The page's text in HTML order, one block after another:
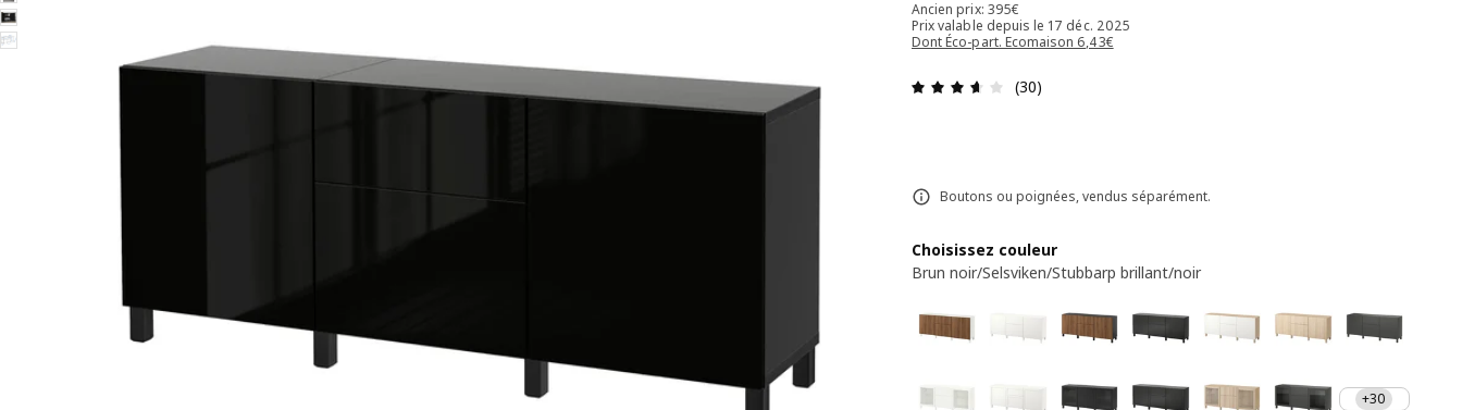
Ancien prix: 395€
Prix valable depuis le 17 déc. 2025
Dont Éco-part. Ecomaison 6,43€
Avis: 3.6 sur 5 étoiles Nombre total d'avis: 30
(30)
Boutons ou poignées, vendus séparément.
Choisissez couleur
Brun noir/Selsviken/Stubbarp brillant/noir
+30